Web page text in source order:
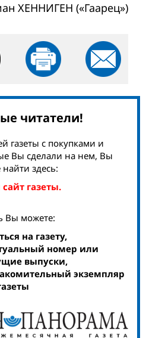
ХЕННИГЕН («Гаарец»)
читатели!
газеты с покупками и
Вы сделали на нем, Вы
здесь:
газеты.
Вы можете:
на газету,
номер или
выпуски,
экземпляр